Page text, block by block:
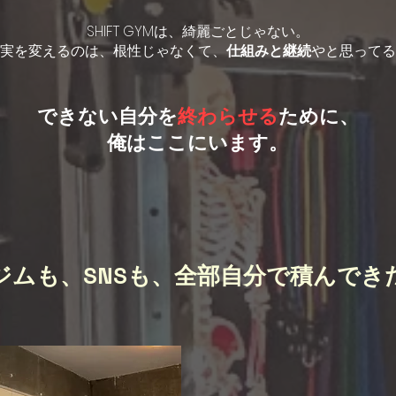
SHIFT GYMは、綺麗ごとじゃない。
を変えるのは、根性じゃなくて、仕組みと継続やと思って
できない自分を終わらせるために、
俺はここにいます。
ムも、SNSも、全部自分で積んでき